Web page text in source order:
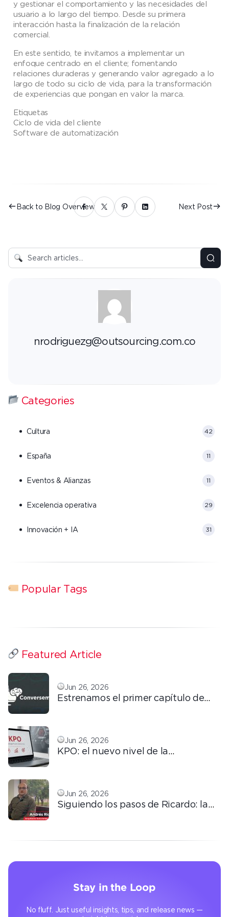
y gestionar el comportamiento y las necesidades del
usuario a lo largo del tiempo. Desde su primera
interacción hasta la finalización de la relación
comercial.
En este sentido, te invitamos a implementar un
enfoque centrado en el cliente; fomentando
relaciones duraderas y generando valor agregado a lo
largo de todo su ciclo de vida, para la transformación
de experiencias que pongan en valor la marca.
Etiquetas
Ciclo de vida del cliente
Software de automatización
Back to Blog Overview Next Post
nrodriguezg@outsourcing.com.co
Categories
Cultura 42
España 11
Eventos & Alianzas 11
Excelencia operativa 29
Innovación + IA 31
Popular Tags
Featured Article
Jun 26, 2026
Estrenamos el primer capítulo de
Jun 26, 2026
KPO: el nuevo nivel de la
Jun 26, 2026
Siguiendo los pasos de Ricardo: la
Stay in the Loop
No fluff. Just useful insights, tips, and release news —